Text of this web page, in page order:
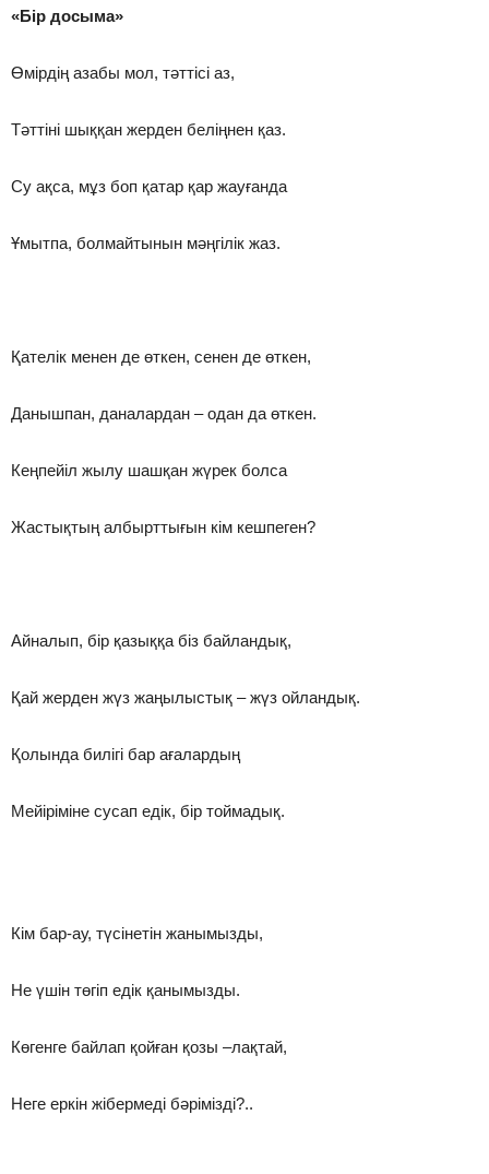
«Бір досыма»
Өмірдің азабы мол, тәттісі аз,
Тәттіні шыққан жерден беліңнен қаз.
Су ақса, мұз боп қатар қар жауғанда
Ұмытпа, болмайтынын мәңгілік жаз.
Қателік менен де өткен, сенен де өткен,
Данышпан, даналардан – одан да өткен.
Кеңпейіл жылу шашқан жүрек болса
Жастықтың албырттығын кім кешпеген?
Айналып, бір қазыққа біз байландық,
Қай жерден жүз жаңылыстық – жүз ойландық.
Қолында билігі бар ағалардың
Мейіріміне сусап едік, бір тоймадық.
Кім бар-ау, түсінетін жанымызды,
Не үшін төгіп едік қанымызды.
Көгенге байлап қойған қозы –лақтай,
Неге еркін жібермеді бәрімізді?..